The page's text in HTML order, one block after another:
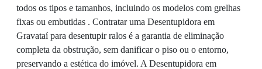
todos os tipos e tamanhos, incluindo os modelos com grelhas
fixas ou embutidas . Contratar uma Desentupidora em
Gravataí para desentupir ralos é a garantia de eliminação
completa da obstrução, sem danificar o piso ou o entorno,
preservando a estética do imóvel. A Desentupidora em